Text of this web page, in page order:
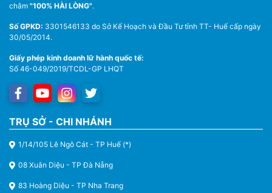
châm "100% HÀI LÒNG".
Số GPKD: 3301546133 do Sở Kế Hoạch và Đầu Tư tỉnh TT- Huế cấp ngày
30/05/2014.
Giấy phép kinh doanh lữ hành quốc tế:
Số 46-049/2019/TCDL-GP LHQT
TRỤ SỞ - CHI NHÁNH
1/14/105 Lê Ngô Cát - TP Huế (*)
08 Xuân Diệu - TP Đà Nẵng
83 Hoàng Diệu - TP Nha Trang